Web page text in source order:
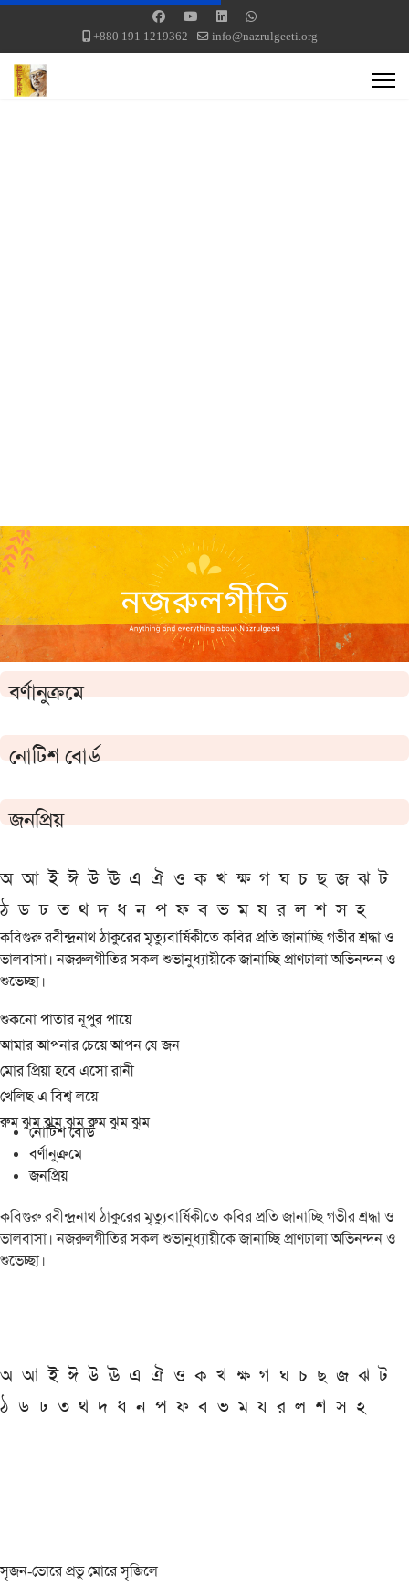
+880 191 1219362 info@nazrulgeeti.org
বর্ণানুক্রমে
নোটিশ বোর্ড
জনপ্রিয়
অ আ ই ঈ উ ঊ এ ঐ ও ক খ ক্ষ গ ঘ চ ছ জ ঝ ট
ঠ ড ঢ ত থ দ ধ ন প ফ ব ভ ম য র ল শ স হ
কবিগুরু রবীন্দ্রনাথ ঠাকুরের মৃত্যুবার্ষিকীতে কবির প্রতি জানাচ্ছি গভীর শ্রদ্ধা ও
ভালবাসা। নজরুলগীতির সকল শুভানুধ্যায়ীকে জানাচ্ছি প্রাণঢালা অভিনন্দন ও
শুভেচ্ছা।
শুকনো পাতার নূপুর পায়ে
আমার আপনার চেয়ে আপন যে জন
মোর প্রিয়া হবে এসো রানী
খেলিছ এ বিশ্ব লয়ে
রুম্ ঝুম্ ঝুম্ ঝুম্ রুম্ ঝুম্ ঝুম্
নোটিশ বোর্ড
বর্ণানুক্রমে
জনপ্রিয়
কবিগুরু রবীন্দ্রনাথ ঠাকুরের মৃত্যুবার্ষিকীতে কবির প্রতি জানাচ্ছি গভীর শ্রদ্ধা ও
ভালবাসা। নজরুলগীতির সকল শুভানুধ্যায়ীকে জানাচ্ছি প্রাণঢালা অভিনন্দন ও
শুভেচ্ছা।
অ আ ই ঈ উ ঊ এ ঐ ও ক খ ক্ষ গ ঘ চ ছ জ ঝ ট
ঠ ড ঢ ত থ দ ধ ন প ফ ব ভ ম য র ল শ স হ
সৃজন-ভোরে প্রভু মোরে সৃজিলে